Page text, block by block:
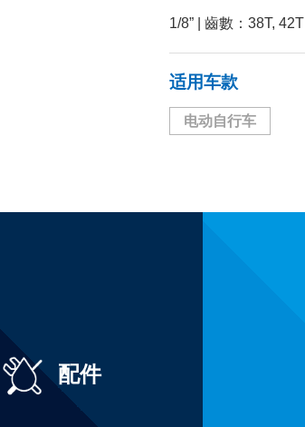
1/8” | 齒數：38T, 42T
适用车款
电动自行车
配件